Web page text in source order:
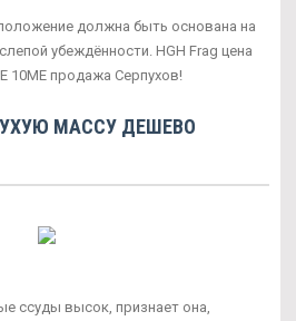
должна быть основана на
убеждённости. HGH Frag цена
10ME продажа Серпухов!
МАССУ ДЕШЕВО
ссуды высок, признает она,